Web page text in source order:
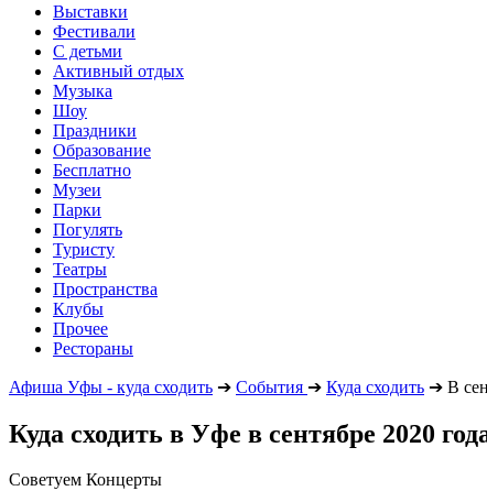
Выставки
Фестивали
С детьми
Активный отдых
Музыка
Шоу
Праздники
Образование
Бесплатно
Музеи
Парки
Погулять
Туристу
Театры
Пространства
Клубы
Прочее
Рестораны
Афиша Уфы - куда сходить ➔ События ➔ Куда сходить ➔ В
Куда сходить в Уфе в сентябре 2020
Советуем Концерты